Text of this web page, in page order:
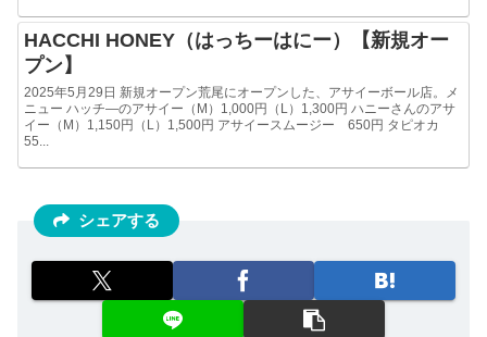
HACCHI HONEY（はっちーはにー）【新規オー
プン】
2025年5月29日 新規オープン荒尾にオープンした、アサイーボール店。メ
ニュー ハッチ―のアサイー（M）1,000円（L）1,300円 ハニーさんのアサ
イー（M）1,150円（L）1,500円 アサイースムージー 650円 タピオカ
55...
シェアする